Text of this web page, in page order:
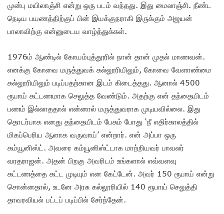
முன்பு மயிலாஞ்சி என்று ஒரு படம் வந்தது. இது மைலாஞ்சி. நீண்ட
நெடிய பயணத்திற்குப் பின் இயக்குநராகி இருக்கும் அஜயன்
பாலாவிற்கு என்னுடைய வாழ்த்துக்கள்.
1976ம் ஆண்டில் கோயம்புத்தூரில் நான் தான் முதல் மாணவன்.
எனக்கு கோவை மருத்துவக் கல்லூரியிலும், கோவை வேளாண்மை
கல்லூரியிலும் படிப்பதற்கான இடம் கிடைத்தது. ஆனால் 4500
ரூபாய் கட்டணமாக செலுத்த வேண்டும். அதற்கு என் தந்தையிடம்
பணம் இல்லாததால் என்னால் மருத்துவராக முடியவில்லை. இது
தொடர்பாக எனது தந்தையிடம் பேசும் போது ‘நீ எதிர்காலத்தில்
மிகப்பெரிய ஆளாக வருவாய்’ என்றார். என் அப்பா ஒரு
கம்யூனிஸ்ட். அவரை கம்யூனிஸ்ட்டாக மாற்றியவர் பாவலர்
வரதராஜன். அதன் பிறகு அவரிடம் உங்களால் எவ்வளவு
கட்டணத்தை கட்ட முடியும் என கேட்டேன். அவர் 150 ரூபாய் என்று
சொன்னதால், உடனே அரசு கல்லூரியில் 140 ரூபாய் செலுத்தி
தாவரவியல் பட்டப் படிப்பில் சேர்ந்தேன்.